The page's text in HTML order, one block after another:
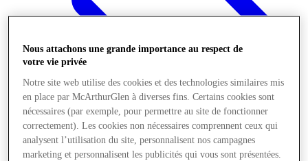
Boutiques
Nous attachons une grande importance au respect de
votre vie privée
Notre site web utilise des cookies et des technologies similaires mis
en place par McArthurGlen à diverses fins. Certains cookies sont
nécessaires (par exemple, pour permettre au site de fonctionner
correctement). Les cookies non nécessaires comprennent ceux qui
analysent l’utilisation du site, personnalisent nos campagnes
marketing et personnalisent les publicités qui vous sont présentées.